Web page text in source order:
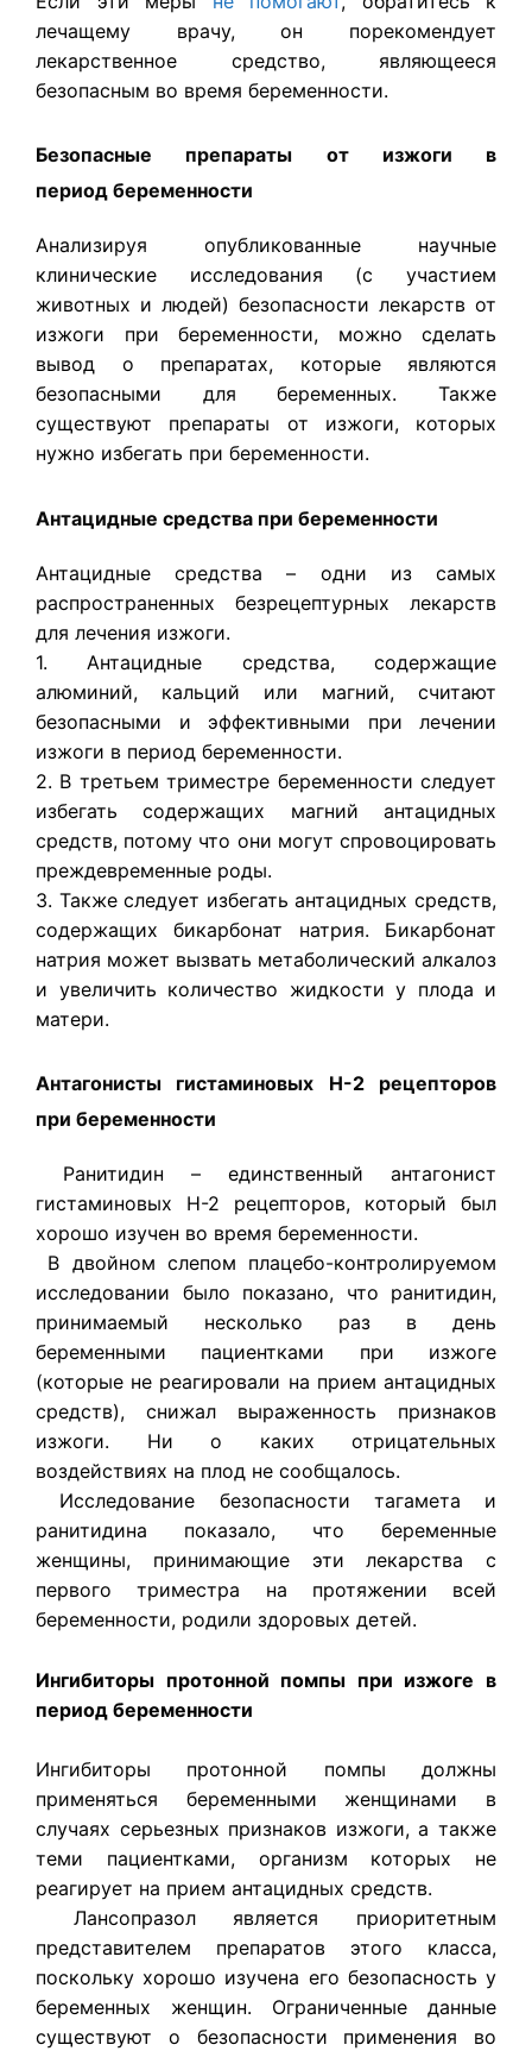
лечащему врачу, он порекомендует
лекарственное средство, являющееся
безопасным во время беременности.
Безопасные препараты от изжоги в
период беременности
Анализируя опубликованные научные
клинические исследования (с участием
животных и людей) безопасности лекарств от
изжоги при беременности, можно сделать
вывод о препаратах, которые являются
безопасными для беременных. Также
существуют препараты от изжоги, которых
нужно избегать при беременности.
Антацидные средства при беременности
Антацидные средства – одни из самых
распространенных безрецептурных лекарств
для лечения изжоги.
1. Антацидные средства, содержащие
алюминий, кальций или магний, считают
безопасными и эффективными при лечении
изжоги в период беременности.
2. В третьем триместре беременности следует
избегать содержащих магний антацидных
средств, потому что они могут спровоцировать
преждевременные роды.
3. Также следует избегать антацидных средств,
содержащих бикарбонат натрия. Бикарбонат
натрия может вызвать метаболический алкалоз
и увеличить количество жидкости у плода и
матери.
Антагонисты гистаминовых H-2 рецепторов
при беременности
Ранитидин – единственный антагонист
гистаминовых H-2 рецепторов, который был
хорошо изучен во время беременности.
В двойном слепом плацебо-контролируемом
исследовании было показано, что ранитидин,
принимаемый несколько раз в день
беременными пациентками при изжоге
(которые не реагировали на прием антацидных
средств), снижал выраженность признаков
изжоги. Ни о каких отрицательных
воздействиях на плод не сообщалось.
Исследование безопасности тагамета и
ранитидина показало, что беременные
женщины, принимающие эти лекарства с
первого триместра на протяжении всей
беременности, родили здоровых детей.
Ингибиторы протонной помпы при изжоге в
период беременности
Ингибиторы протонной помпы должны
применяться беременными женщинами в
случаях серьезных признаков изжоги, а также
теми пациентками, организм которых не
реагирует на прием антацидных средств.
Лансопразол является приоритетным
представителем препаратов этого класса,
поскольку хорошо изучена его безопасность у
беременных женщин. Ограниченные данные
существуют о безопасности применения во